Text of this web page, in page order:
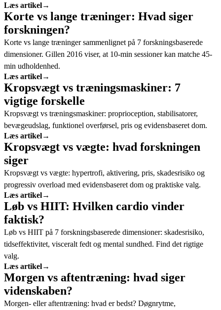
Læs artikel→
Korte vs lange træninger: Hvad siger
forskningen?
Korte vs lange træninger sammenlignet på 7 forskningsbaserede
dimensioner. Gillen 2016 viser, at 10-min sessioner kan matche 45-
min udholdenhed.
Læs artikel→
Kropsvægt vs træningsmaskiner: 7
vigtige forskelle
Kropsvægt vs træningsmaskiner: proprioception, stabilisatorer,
bevægeudslag, funktionel overførsel, pris og evidensbaseret dom.
Læs artikel→
Kropsvægt vs vægte: hvad forskningen
siger
Kropsvægt vs vægte: hypertrofi, aktivering, pris, skadesrisiko og
progressiv overload med evidensbaseret dom og praktiske valg.
Læs artikel→
Løb vs HIIT: Hvilken cardio vinder
faktisk?
Løb vs HIIT på 7 forskningsbaserede dimensioner: skadesrisiko,
tidseffektivitet, visceralt fedt og mental sundhed. Find det rigtige
valg.
Læs artikel→
Morgen vs aftentræning: hvad siger
videnskaben?
Morgen- eller aftentræning: hvad er bedst? Døgnrytme,